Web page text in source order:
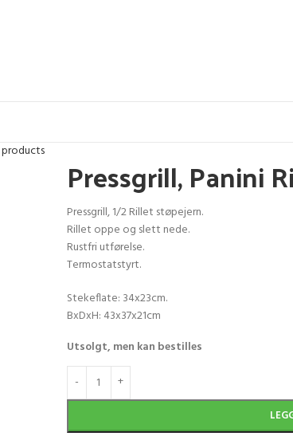
Pressgrill, Panini
Pressgrill, 1/2 Rillet støpejern.
Rillet oppe og slett nede.
Rustfri utførelse.
Termostatstyrt.
Stekeflate: 34x23cm.
BxDxH: 43x37x21cm
Utsolgt, men kan bestilles